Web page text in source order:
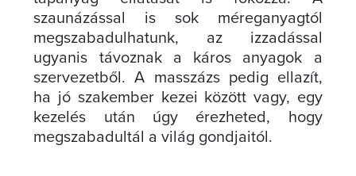
szaunázással is sok méreganyagtól
megszabadulhatunk, az izzadással
ugyanis távoznak a káros anyagok a
szervezetből. A masszázs pedig ellazít,
ha jó szakember kezei között vagy, egy
kezelés után úgy érezheted, hogy
megszabadultál a világ gondjaitól.